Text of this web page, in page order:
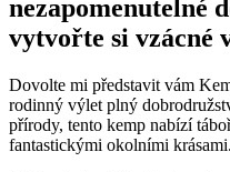
nezapomenutelné
vytvořte si vzácné
Dovolte mi představit vám
rodinný výlet plný
přírody, tento kemp nabízí
fantastickými okolními krásami.